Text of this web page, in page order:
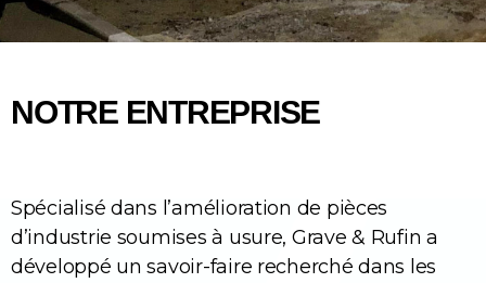
NOTRE ENTREPRISE
Spécialisé dans l’amélioration de pièces
d’industrie soumises à usure, Grave & Rufin a
développé un savoir-faire recherché dans les